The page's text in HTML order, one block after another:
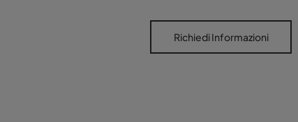
Richiedi Informazioni